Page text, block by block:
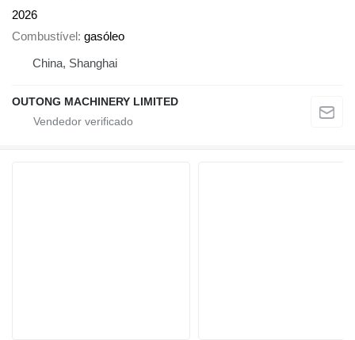
2026
Combustível gasóleo
China, Shanghai
OUTONG MACHINERY LIMITED